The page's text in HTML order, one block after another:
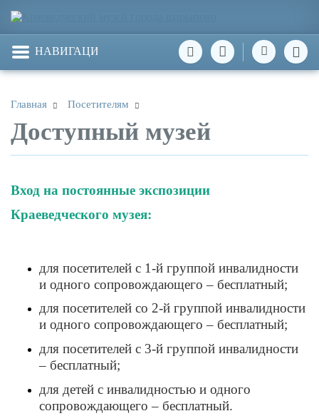
НАВИГАЦИЯ
Главная Посетителям
Доступный музей
Вход на постоянные экспозиции
Краеведческого музея:
для посетителей с 1-й группой инвалидности
и одного сопровождающего – бесплатный;
для посетителей со 2-й группой инвалидности
и одного сопровождающего – бесплатный;
для посетителей с 3-й группой инвалидности
– бесплатный;
для детей с инвалидностью и одного
сопровождающего – бесплатный.